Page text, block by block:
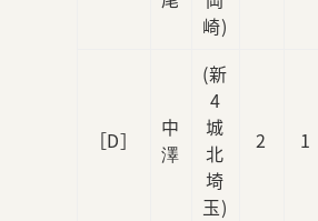
崎)
［D］
中
澤
(新
4
城
北
埼
玉)
2 1